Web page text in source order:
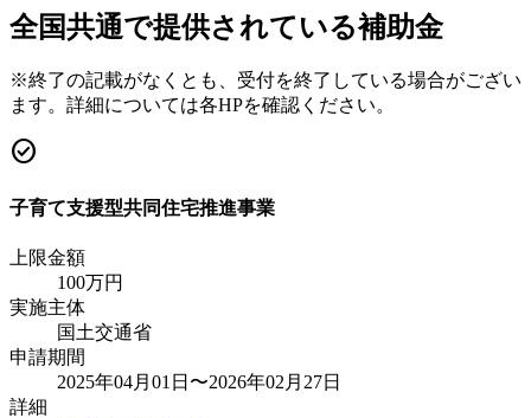
全国共通で提供されている補助金
※終了の記載がなくとも、受付を終了している場合がござい
ます。詳細については各HPを確認ください。
check_circle
子育て支援型共同住宅推進事業
上限金額
100万円
実施主体
国土交通省
申請期間
2025年04月01日〜2026年02月27日
詳細